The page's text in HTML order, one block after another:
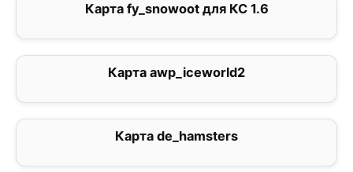
Карта fy_snowoot для КС 1.6
Карта awp_iceworld2
Карта de_hamsters